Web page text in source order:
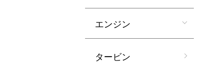
エンジン
タービン